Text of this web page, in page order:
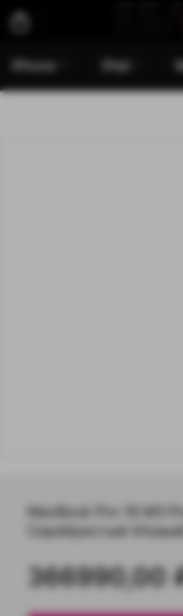
iPhone iPad
MacBook Pro 16 M3
Серебристый (Новый)
366990,00